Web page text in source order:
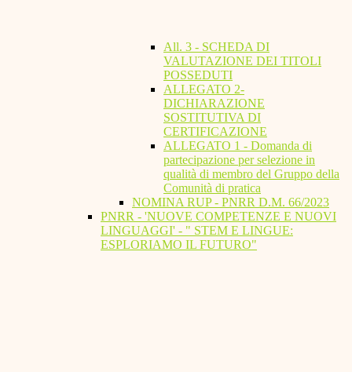
All. 3 - SCHEDA DI
VALUTAZIONE DEI TITOLI
POSSEDUTI
ALLEGATO 2-
DICHIARAZIONE
SOSTITUTIVA DI
CERTIFICAZIONE
ALLEGATO 1 - Domanda di
partecipazione per selezione in
qualità di membro del Gruppo della
Comunità di pratica
NOMINA RUP - PNRR D.M. 66/2023
PNRR - 'NUOVE COMPETENZE E NUOVI
LINGUAGGI' - " STEM E LINGUE:
ESPLORIAMO IL FUTURO"